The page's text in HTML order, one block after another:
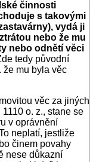
činnosti
s takovými
vydá ji
nebo že mu
nebo odnětí věci
tedy původní
že mu byla věc
věc za jiných
o. z., stane se
v oprávnění
neplatí, jestliže
činem povahy
nese důkazní